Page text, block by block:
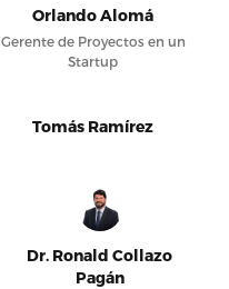
Orlando Alomá
Gerente de Proyectos en un
Startup
Tomás Ramírez
Dr. Ronald Collazo
Pagán